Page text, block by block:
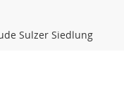
Sulzer Siedlung